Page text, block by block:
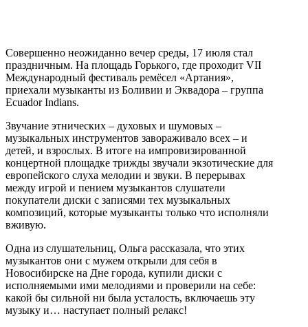
Совершенно неожиданно вечер среды, 17 июля стал
праздничным. На площадь Горького, где проходит VII
Международный фестиваль ремёсел «Артания»,
приехали музыканты из Боливии и Эквадора – группа
Ecuador Indians.
Звучание этнических – духовых и шумовых –
музыкальных инструментов завораживало всех – и
детей, и взрослых. В итоге на импровизированной
концертной площадке трижды звучали экзотические для
европейского слуха мелодии и звуки. В перерывах
между игрой и пением музыкантов слушатели
покупатели диски с записями тех музыкальных
композиций, которые музыканты только что исполняли
вживую.
Одна из слушательниц, Ольга рассказала, что этих
музыкантов они с мужем открыли для себя в
Новосибирске на Дне города, купили диски с
исполняемыми ими мелодиями и проверили на себе:
какой бы сильной ни была усталость, включаешь эту
музыку и… наступает полный релакс!